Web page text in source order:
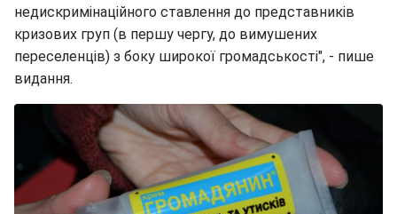
недискримінаційного ставлення до представників
кризових груп (в першу чергу, до вимушених
переселенців) з боку широкої громадськості", - пише
видання.